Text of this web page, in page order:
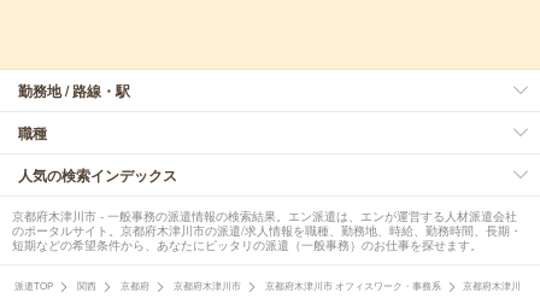
勤務地 / 路線・駅
職種
人気の検索インデックス
京都府木津川市 - 一般事務の派遣情報の検索結果。エン派遣は、エンが運営する人材派遣会社
のポータルサイト。京都府木津川市の派遣/求人情報を職種、勤務地、時給、勤務時間、長期・
短期などの希望条件から、あなたにピッタリの派遣（一般事務）のお仕事を探せます。
派遣TOP 関西 京都府 京都府木津川市 京都府木津川市 オフィスワーク・事務系
京都府木津川